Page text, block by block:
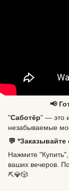
📢
"Саботёр" — это
незабываемые
💬
Нажмите "Купить",
ваших вечеров.
⛏️💎🎲